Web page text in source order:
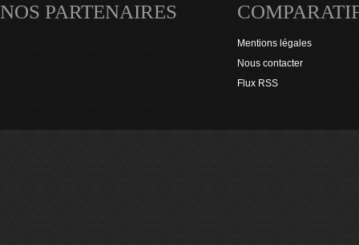
NOS PARTENAIRES
Mentions légales
Nous contacter
Flux RSS